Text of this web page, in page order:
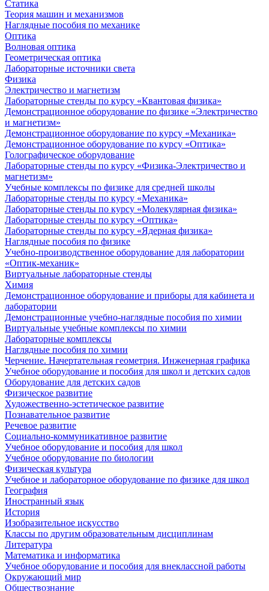
Статика
Теория машин и механизмов
Наглядные пособия по механике
Оптика
Волновая оптика
Геометрическая оптика
Лабораторные источники света
Физика
Электричество и магнетизм
Лабораторные стенды по курсу «Квантовая физика»
Демонстрационное оборудование по физике «Электричество
и магнетизм»
Демонстрационное оборудование по курсу «Механика»
Демонстрационное оборудование по курсу «Оптика»
Голографическое оборудование
Лабораторные стенды по курсу «Физика-Электричество и
магнетизм»
Учебные комплексы по физике для средней школы
Лабораторные стенды по курсу «Механика»
Лабораторные стенды по курсу «Молекулярная физика»
Лабораторные стенды по курсу «Оптика»
Лабораторные стенды по курсу «Ядерная физика»
Наглядные пособия по физике
Учебно-производственное оборудование для лаборатории
«Оптик-механик»
Виртуальные лабораторные стенды
Химия
Демонстрационное оборудование и приборы для кабинета и
лаборатории
Демонстрационные учебно-наглядные пособия по химии
Виртуальные учебные комплексы по химии
Лабораторные комплексы
Наглядные пособия по химии
Черчение. Начертательная геометрия. Инженерная графика
Учебное оборудование и пособия для школ и детских садов
Оборудование для детских садов
Физическое развитие
Художественно-эстетическое развитие
Познавательное развитие
Речевое развитие
Социально-коммуникативное развитие
Учебное оборудование и пособия для школ
Учебное оборудование по биологии
Физическая культура
Учебное и лабораторное оборудование по физике для школ
География
Иностранный язык
История
Изобразительное искусство
Классы по другим образовательным дисциплинам
Литература
Математика и информатика
Учебное оборудование и пособия для внеклассной работы
Окружающий мир
Обществознание